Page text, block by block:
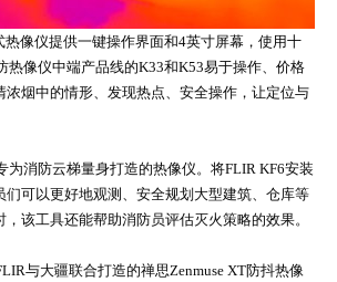
热像仪提供一键操作界面和4英寸屏幕，使用十
热像仪中端产品线的K33和K53易于操作、价格
浓烟中的情形、发现热点、安全操作，让定位与
为消防云梯量身打造的热像仪。将FLIR KF6安装
们可以更好地观测、安全规划大型建筑、仓库等
该工具还能帮助消防员评估灭火策略的效果。
与大疆联合打造的禅思Zenmuse XT防抖热像